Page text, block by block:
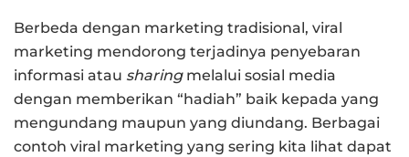
Berbeda dengan marketing tradisional, viral
marketing mendorong terjadinya penyebaran
informasi atau sharingmelalui sosial media
dengan memberikan “hadiah” baik kepada yang
mengundang maupun yang diundang. Berbagai
contoh viral marketing yang sering kita lihat dapat